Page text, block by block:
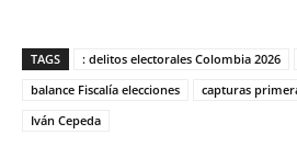
TAGS : delitos electorales Colombia 2026
balance Fiscalía elecciones
capturas
Iván Cepeda